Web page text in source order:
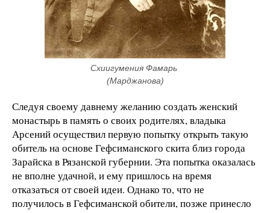
Схиигумения Фамарь
(Марджанова)
Следуя своему давнему желанию создать женский
монастырь в память о своих родителях, владыка
Арсений осуществил первую попытку открыть такую
обитель на основе Гефсиманского скита близ города
Зарайска в Рязанской губернии. Эта попытка оказалась
не вполне удачной, и ему пришлось на время
отказаться от своей идеи. Однако то, что не
получилось в Гефсиманской обители, позже принесло